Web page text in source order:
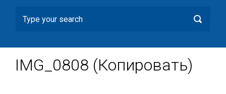
IMG_0808 (Копировать)